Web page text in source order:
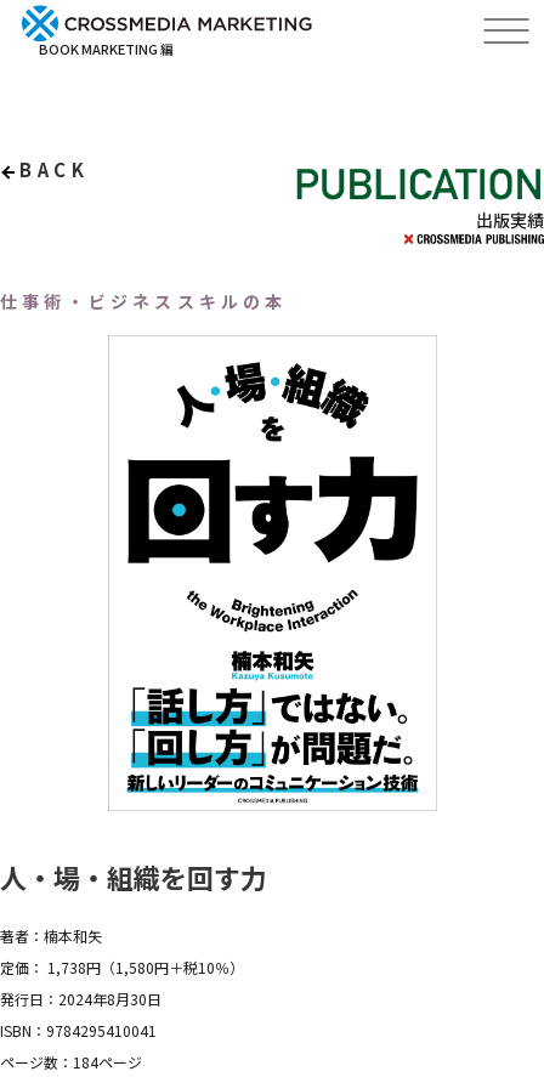
BOOK MARKETING 編
BACK
出版実績
仕事術・ビジネススキルの本
人・場・組織を回す力
著者：楠本和矢
定価： 1,738円（1,580円＋税10％）
発行日：2024年8月30日
ISBN：9784295410041
ページ数：184ページ